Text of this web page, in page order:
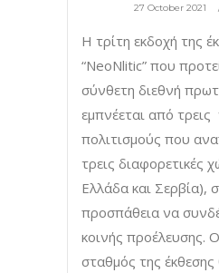
27 October 2021
Η τρίτη εκδοχή της
“NeoNlitic” που
σύνθετη διεθνή
εμπνέεται από τρεις
πολιτισμούς που
τρεις διαφορετικές
Ελλάδα και Σερβία),
προσπάθεια να
κοινής προέλευσης.
σταθμός της